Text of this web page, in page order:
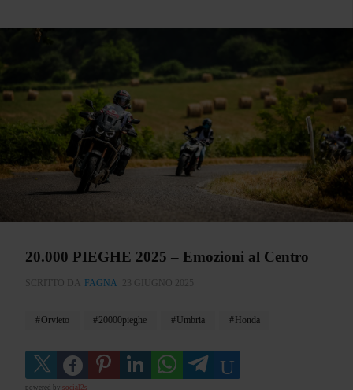
20.000 PIEGHE 2025 – Emozioni al Centro
SCRITTO DA FAGNA 23 GIUGNO 2025
Orvieto 20000pieghe Umbria Honda
powered by social2s